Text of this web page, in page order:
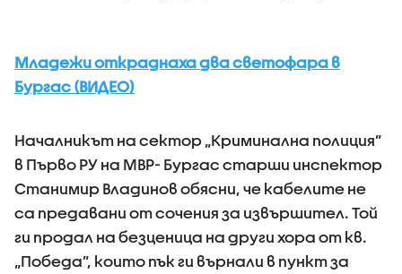
Младежи откраднаха два светофара в
Бургас (ВИДЕО)
Началникът на сектор „Криминална полиция”
в Първо РУ на МВР- Бургас старши инспектор
Станимир Владинов обясни, че кабелите не
са предавани от сочения за извършител. Той
ги продал на безценица на други хора от кв.
„Победа”, които пък ги върнали в пункт за